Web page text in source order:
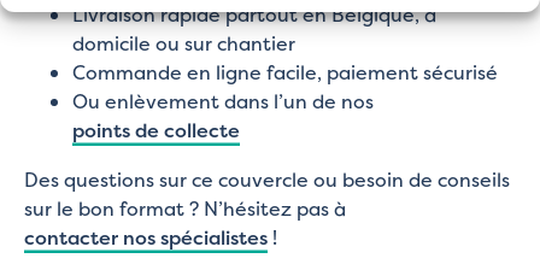
Livraison rapide partout en Belgique, à
domicile ou sur chantier
Commande en ligne facile, paiement sécurisé
Ou enlèvement dans l’un de nos
points de collecte
Des questions sur ce couvercle ou besoin de conseils
sur le bon format ? N’hésitez pas à
contacter nos spécialistes !